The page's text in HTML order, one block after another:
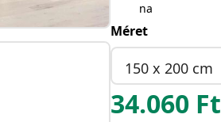
na
Méret
150 x 200 cm
34.060 Ft